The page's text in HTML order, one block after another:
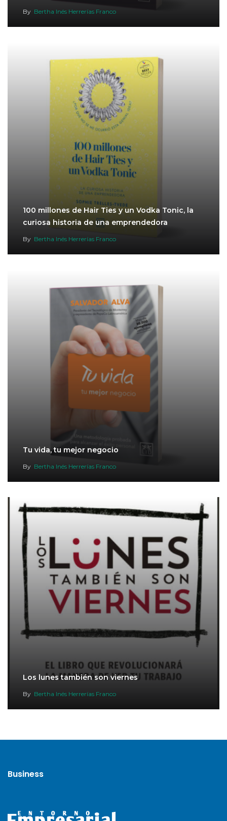
By Bertha Inés Herrerías Franco
100 millones de Hair Ties y un Vodka Tonic, la
curiosa historia de una emprendedora
By Bertha Inés Herrerías Franco
Tu vida, tu mejor negocio
By Bertha Inés Herrerías Franco
Los lunes también son viernes
By Bertha Inés Herrerías Franco
Business